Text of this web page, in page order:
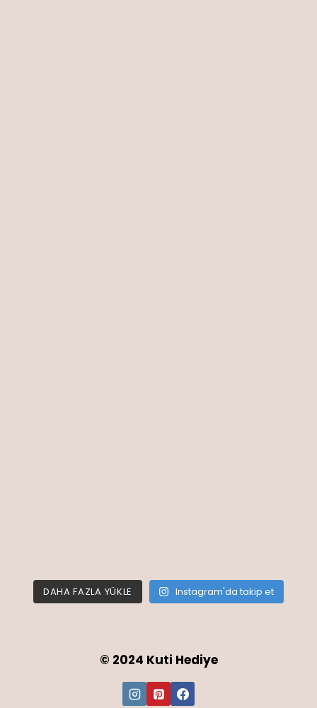
DAHA FAZLA YÜKLE Instagram'da takip et
© 2024 Kuti Hediye